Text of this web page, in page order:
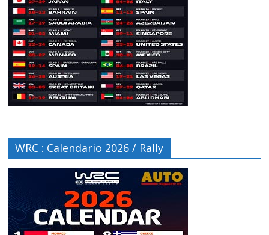
WRC : Calendario 2026 / Rally